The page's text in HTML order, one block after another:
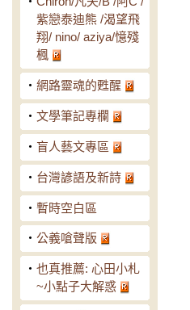
紫戀泰迪熊 /渴望飛
翔/ nino/ aziya/憶殘
楓
‧ 網路靈魂的甦醒
‧ 文學筆記專欄
‧ 盲人藝文專區
‧ 台灣諺語及新詩
‧ 暫時空白區
‧ 公義嗆聲版
‧ 也真推薦: 心田小札
~小點子大解惑